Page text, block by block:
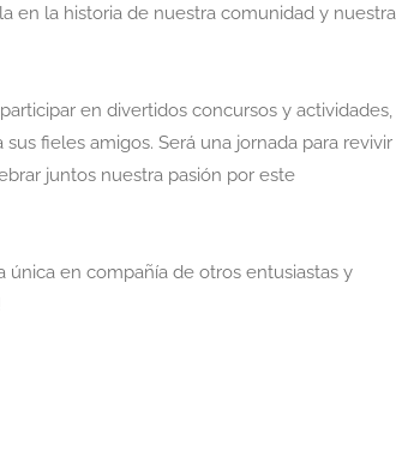
en la historia de nuestra comunidad y nuestra
en divertidos concursos y actividades,
fieles amigos. Será una jornada para revivir
juntos nuestra pasión por este
única en compañía de otros entusiastas y